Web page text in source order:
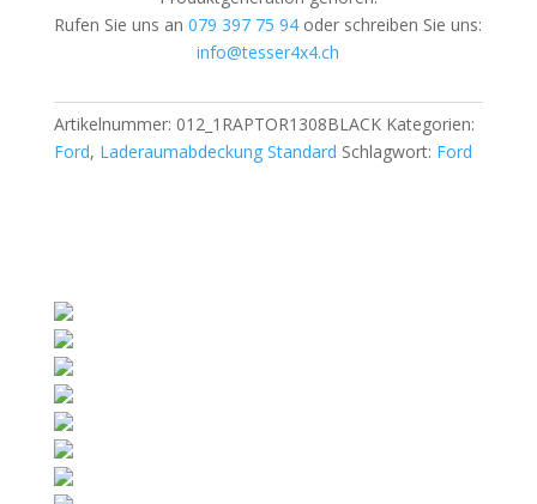
Rufen Sie uns an079 397 75 94 oder schreiben Sie uns:
info@tesser4x4.ch
Artikelnummer: 012_1RAPTOR1308BLACK Kategorien:
Ford, Laderaumabdeckung Standard Schlagwort: Ford